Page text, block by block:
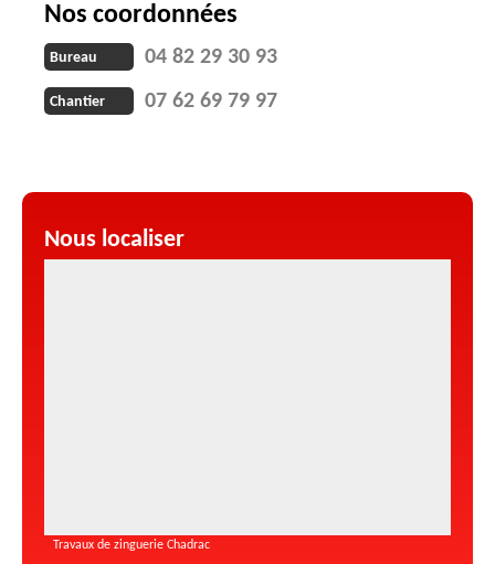
Nos coordonnées
Bureau 04 82 29 30 93
Chantier 07 62 69 79 97
Nous localiser
Travaux de zinguerie Chadrac